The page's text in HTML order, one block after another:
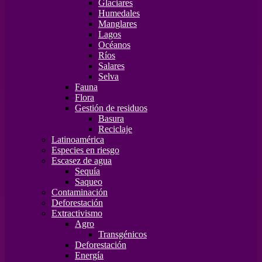
Glaciares
Humedales
Manglares
Lagos
Océanos
Ríos
Salares
Selva
Fauna
Flora
Gestión de residuos
Basura
Reciclaje
Latinoamérica
Especies en riesgo
Escasez de agua
Sequía
Saqueo
Contaminación
Deforestación
Extractivismo
Agro
Transgénicos
Deforestación
Energía